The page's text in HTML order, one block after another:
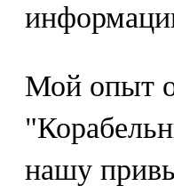
Мой опыт
нашу